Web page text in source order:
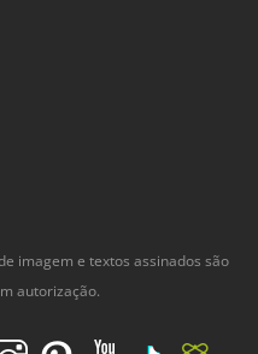
imagem e textos assinados são
autorização.